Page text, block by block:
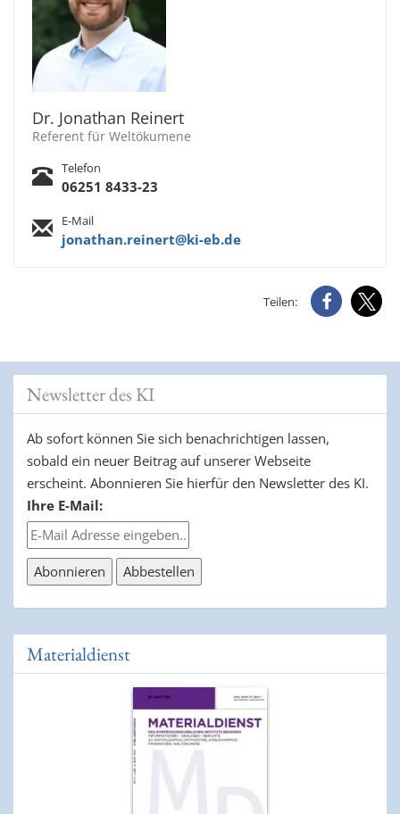
Dr. Jonathan Reinert
Referent für Weltökumene
Telefon
06251 8433-23
E-Mail
jonathan.reinert@ki-eb.de
Teilen:
Newsletter des KI
Ab sofort können Sie sich benachrichtigen lassen,
sobald ein neuer Beitrag auf unserer Webseite
erscheint. Abonnieren Sie hierfür den Newsletter des KI.
Ihre E-Mail:
Materialdienst